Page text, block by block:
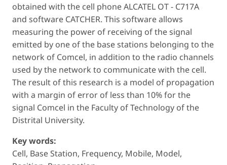
obtained with the cell phone ALCATEL OT - C717A
and software CATCHER. This software allows
measuring the power of receiving of the signal
emitted by one of the base stations belonging to the
network of Comcel, in addition to the radio channels
used by the network to communicate with the cell.
The result of this research is a model of propagation
with a margin of error of less than 10% for the
signal Comcel in the Faculty of Technology of the
Distrital University.
Key words:
Cell, Base Station, Frequency, Mobile, Model,